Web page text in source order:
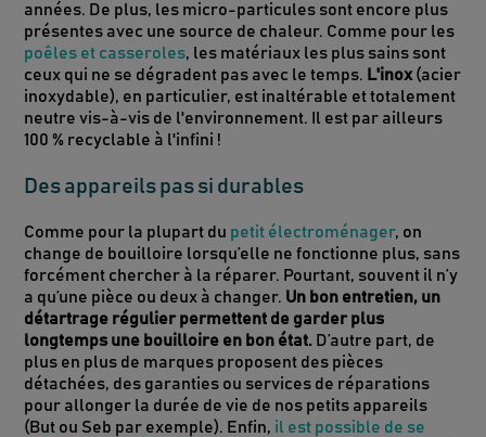
années. De plus, les micro-particules sont encore plus
présentes avec une source de chaleur. Comme pour les
poêles et casseroles, les matériaux les plus sains sont
ceux qui ne se dégradent pas avec le temps. L'inox(acier
inoxydable), en particulier, est inaltérable et totalement
neutre vis-à-vis de l'environnement. Il est par ailleurs
100 % recyclable à l'infini !
Des appareils pas si durables
Comme pour la plupart du petit électroménager, on
change de bouilloire lorsqu’elle ne fonctionne plus, sans
forcément chercher à la réparer. Pourtant, souvent il n’y
a qu’une pièce ou deux à changer. Un bon entretien, un
détartrage régulier permettent de garder plus
longtemps une bouilloire en bon état. D’autre part, de
plus en plus de marques proposent des pièces
détachées, des garanties ou services de réparations
pour allonger la durée de vie de nos petits appareils
(But ou Seb par exemple). Enfin, il est possible de se